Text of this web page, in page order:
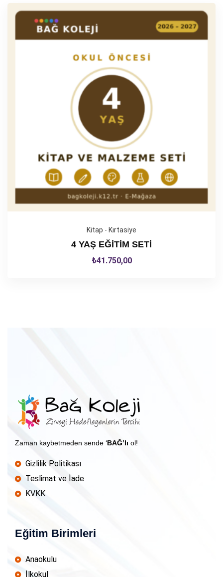
Kitap - Kırtasiye
4 YAŞ EĞİTİM SETİ
₺41.750,00
Zaman kaybetmeden sende ‘BAĞ’lı ol!
Gizlilik Politikası
Teslimat ve İade
KVKK
Eğitim Birimleri
Anaokulu
İlkokul